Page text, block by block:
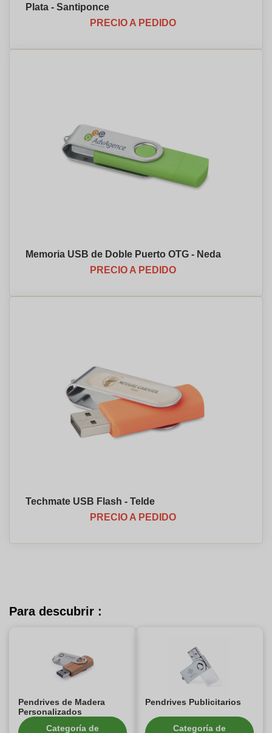
Plata - Santiponce
PRECIO A PEDIDO
Memoria USB de Doble Puerto OTG - Neda
PRECIO A PEDIDO
Techmate USB Flash - Telde
PRECIO A PEDIDO
Para descubrir :
Pendrives de Madera
Personalizados
Categoría de
Pendrives Publicitarios
Categoría de